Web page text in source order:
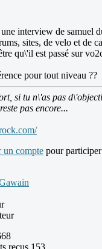
interview de samuel
sites, de velo et de
qu\'il est passé sur
pour tout niveau ??
si tu n\'as pas
pas encore...
un compte pour
reçus 153